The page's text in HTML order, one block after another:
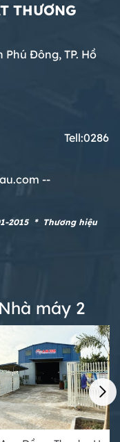
THƯƠNG
Phú Đông, TP. Hồ
949 Tell:0286
--
2015 * Thương hiệu
Nhà máy 2